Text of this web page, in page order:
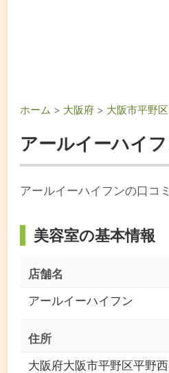
ホーム > 大阪府 > 大阪市平野区
アールイーハイ
アールイーハイフンの口コ
美容室の基本情報
店舗名
アールイーハイフン
住所
大阪府大阪市平野区平野